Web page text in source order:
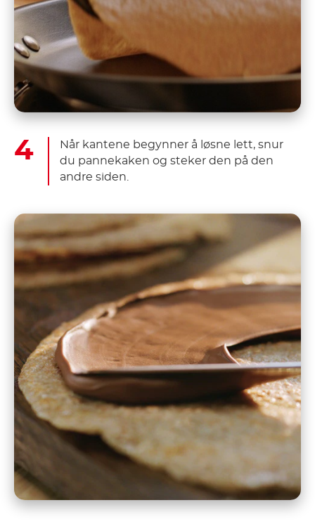
Når kantene begynner å løsne lett, snur
du pannekaken og steker den på den
andre siden.